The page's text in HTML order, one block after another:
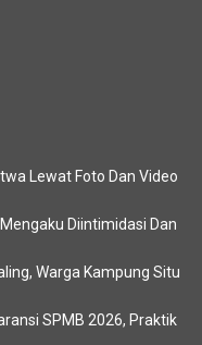
Lewat Foto Dan Video
Diintimidasi Dan
Warga Kampung Situ
SPMB 2026, Praktik